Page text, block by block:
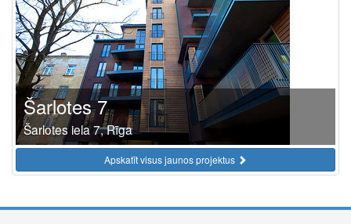
Šarlotes 7
Šarlotes iela 7, Rīga
Apskatīt visus jaunos projektus